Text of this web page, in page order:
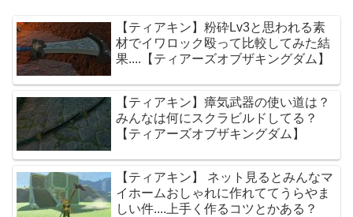
【ティアキン】粉砕Lv3と思われる素
材でイワロック殴って比較してみた結
果....【ティアーズオブザキングダム】
【ティアキン】瘴気武器の使い道は？
みんなは何にスクラビルドしてる？
【ティアーズオブザキングダム】
【ティアキン】 ネット見るとみんなマ
イホームおしゃれに作れててうらやま
しい件....上手く作るコツとかある？